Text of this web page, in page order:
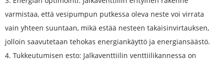
varmistaa, että vesipumpun putkessa oleva neste voi virrata
vain yhteen suuntaan, mikä estää nesteen takaisinvirtauksen,
jolloin saavutetaan tehokas energiankäyttö ja energiansäästö.
4. Tukkeutumisen esto: Jalkaventtiilin venttiilikannessa on